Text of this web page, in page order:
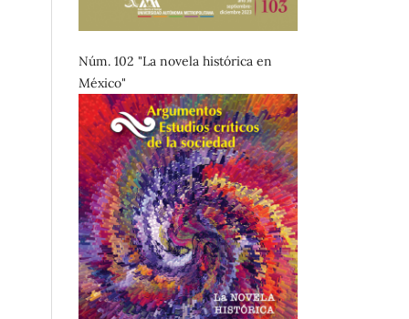
Núm. 102 "La novela histórica en
México"